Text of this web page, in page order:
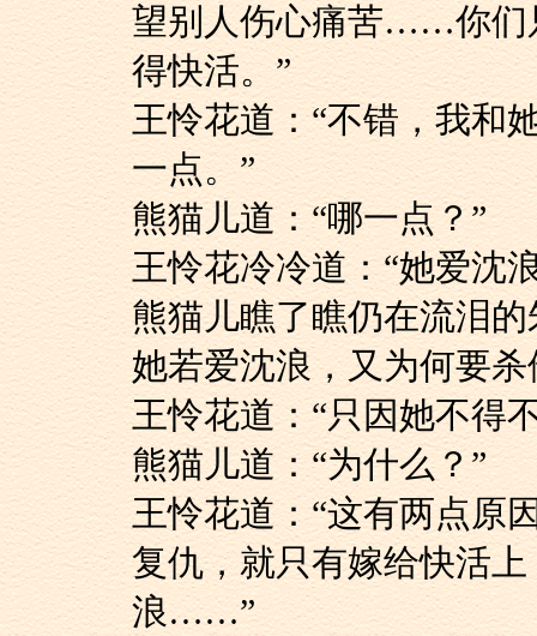
望别人伤心痛苦……你们
得快活。”
王怜花道：“不错，我
一点。”
熊猫儿道：“哪一点？”
王怜花冷冷道：“她爱
熊猫儿瞧了瞧仍在流
她若爱沈浪，又为何要杀
王怜花道：“只因她不得
熊猫儿道：“为什么？”
王怜花道：“这有两点
复仇，就只有嫁给快活
浪……”